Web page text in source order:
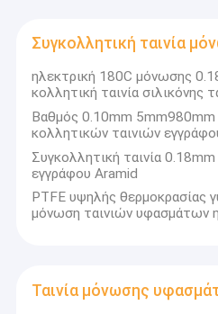
Συγκολλητική ταινία
ηλεκτρική 180C μόνωσης
κολλητική ταινία σιλικόνης
Βαθμός 0.10mm 5mm980mm
κολλητικών ταινιών
Συγκολλητική ταινία
εγγράφου Aramid
PTFE υψηλής θερμοκρασίας
μόνωση ταινιών υφασμάτων
Ταινία μόνωσης